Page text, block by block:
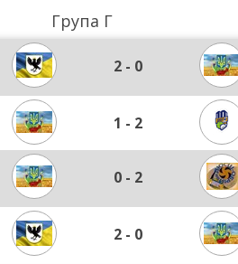
Група Г
2 - 0
1 - 2
0 - 2
2 - 0